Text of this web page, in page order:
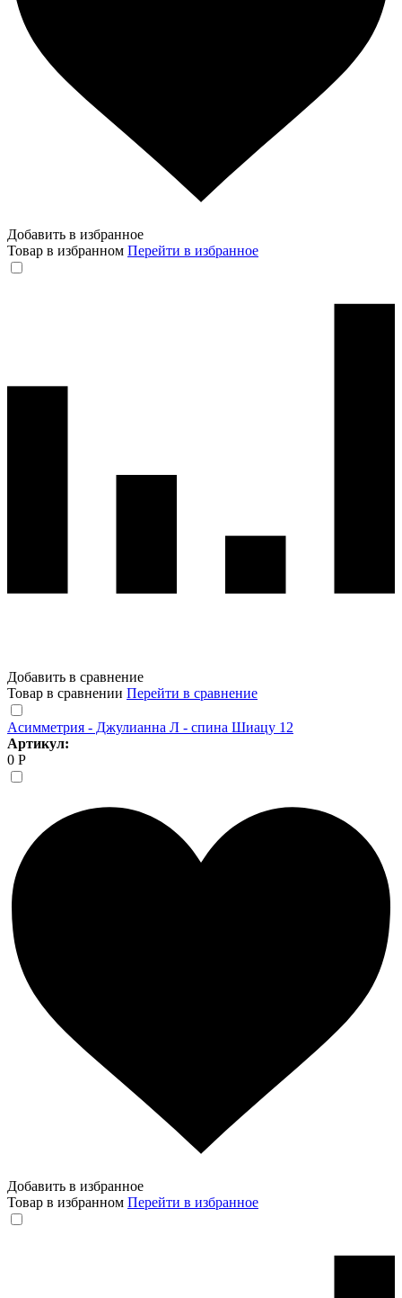
Добавить в избранное
Товар в избранном Перейти в избранное
Добавить в сравнение
Товар в сравнении Перейти в сравнение
Асимметрия - Джулианна Л - спина Шиацу 12
Артикул:
0 Р
Добавить в избранное
Товар в избранном Перейти в избранное